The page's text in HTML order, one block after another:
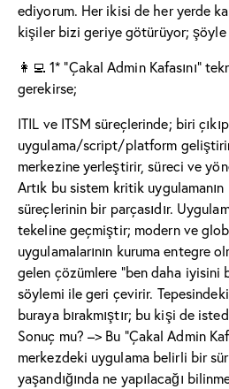
ediyorum. Her ikisi de her yerde
kişiler bizi geriye götürüyor; şöyle
👩‍💻 1* “Çakal Admin Kafasını”
gerekirse;
ITIL ve ITSM süreçlerinde; biri
uygulama/script/platform
merkezine yerleştirir, süreci ve
Artık bu sistem kritik uygulamanın
süreçlerinin bir parçasıdır.
tekeline geçmiştir; modern ve
uygulamalarının kuruma entegre
gelen çözümlere “ben daha iyisini
söylemi ile geri çevirir.
buraya bırakmıştır; bu kişi de
Sonuç mu? –> Bu “Çakal Admin
merkezdeki uygulama belirli bir
yaşandığında ne yapılacağı